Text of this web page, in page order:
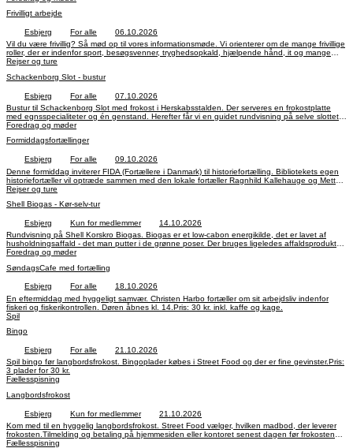
Frivilligt arbejde
Esbjerg For alle
06.10.2026
Vil du være frivillig? Så mød op til vores informationsmøde. Vi orienterer om de mange frivillige
roller, der er indenfor sport, besøgsvenner, tryghedsopkald, hjælpende hånd, it og mange
andre opgaver. Ingen tilmelding.
Rejser og ture
Schackenborg Slot - bustur
Esbjerg For alle
07.10.2026
Bustur til Schackenborg Slot med frokost i Herskabsstalden. Der serveres en frokostplatte
med egnsspecialiteter og én genstand. Herefter får vi en guidet rundvisning på selve slottet.
Tilmelding og betaling på hjemmesiden eller kontoret senest den 3. september, kl. 14.
Foredrag og møder
Formiddagsfortællinger
Esbjerg For alle
09.10.2026
Denne formiddag inviterer FIDA (Fortællere i Danmark) til historiefortælling. Bibliotekets egen
historiefortæller vil optræde sammen med den lokale fortæller Ragnhild Kallehauge og Mette
Jørgensen, der udover at være en dygtig fortæller er medlem af FIDAs bestyrelse. Gratis,
Rejser og ture
Shell Biogas - Kør-selv-tur
Esbjerg Kun for medlemmer
14.10.2026
Rundvisning på Shell Korskro Biogas. Biogas er et low-cabon energikilde, det er lavet af
husholdningsaffald - det man putter i de grønne poser. Der bruges ligeledes affaldsprodukter
fra landbruget og fødevareindustrien. Tilmelding på hjemmesiden eller kontoret senest den 1.
Foredrag og møder
SøndagsCafe med fortælling
Esbjerg For alle
18.10.2026
En eftermiddag med hyggeligt samvær. Christen Harbo fortæller om sit arbejdsliv indenfor
fiskeri og fiskerikontrollen. Døren åbnes kl. 14.Pris: 30 kr. inkl. kaffe og kage.
Spil
Bingo
Esbjerg For alle
21.10.2026
Spil bingo før langbordsfrokost. Bingoplader købes i Street Food og der er fine gevinster.Pris:
3 plader for 30 kr.
Fællesspisning
Langbordsfrokost
Esbjerg Kun for medlemmer
21.10.2026
Kom med til en hyggelig langbordsfrokost. Street Food vælger, hvilken madbod, der leverer
frokosten.Tilmelding og betaling på hjemmesiden eller kontoret senest dagen før frokosten
inden kl. 14.
Fællesspisning